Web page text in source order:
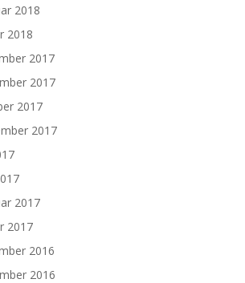
2018
2018
2017
2017
2017
2017
2017
2017
2016
2016